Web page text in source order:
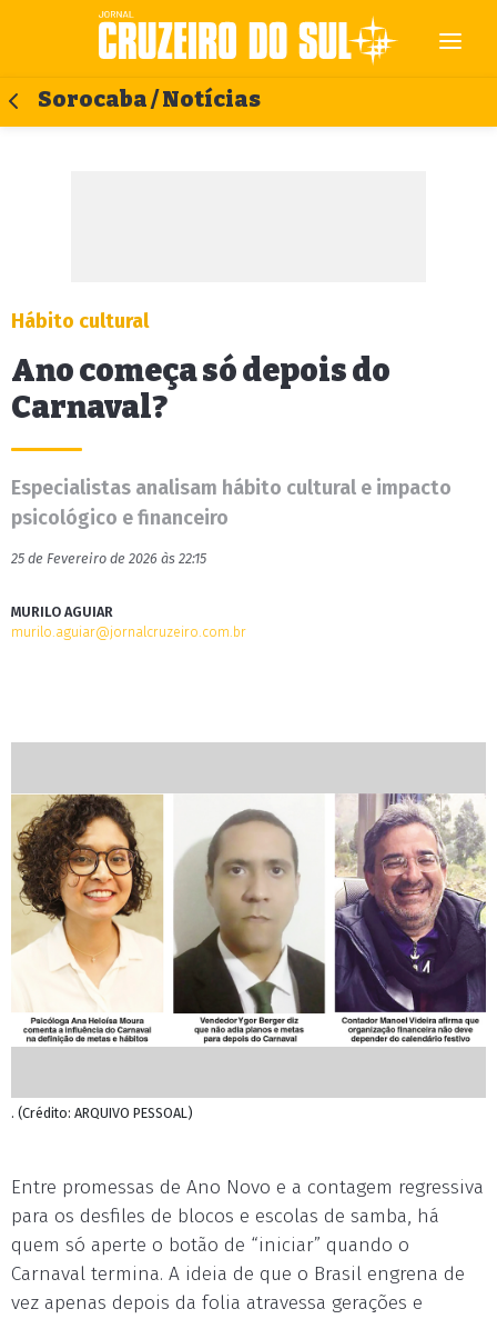
Sorocaba / Notícias
Hábito cultural
Ano começa só depois do
Carnaval?
Especialistas analisam hábito cultural e impacto
psicológico e financeiro
25 de Fevereiro de 2026 às 22:15
MURILO AGUIAR
murilo.aguiar@jornalcruzeiro.com.br
. (Crédito: ARQUIVO PESSOAL)
Entre promessas de Ano Novo e a contagem regressiva
para os desfiles de blocos e escolas de samba, há
quem só aperte o botão de “iniciar” quando o
Carnaval termina. A ideia de que o Brasil engrena de
vez apenas depois da folia atravessa gerações e